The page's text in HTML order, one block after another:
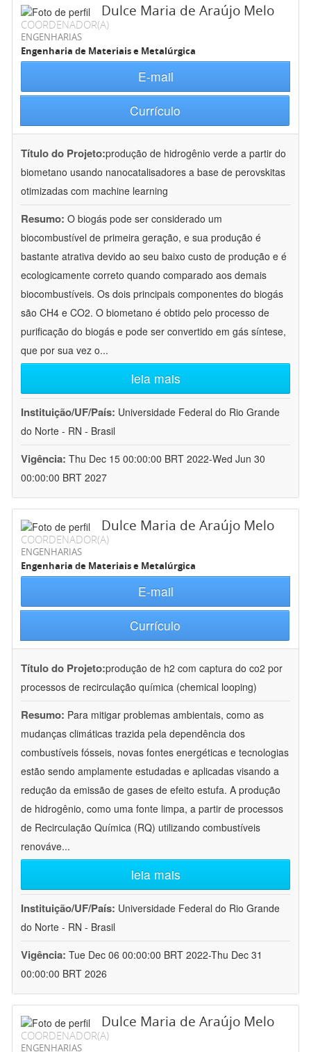
Dulce Maria de Araújo Melo
COORDENADOR(A)
ENGENHARIAS
Engenharia de Materiais e Metalúrgica
E-mail
Currículo
Título do Projeto:produção de hidrogênio verde a partir do
biometano usando nanocatalisadores a base de perovskitas
otimizadas com machine learning
Resumo: O biogás pode ser considerado um
biocombustível de primeira geração, e sua produção é
bastante atrativa devido ao seu baixo custo de produção e é
ecologicamente correto quando comparado aos demais
biocombustíveis. Os dois principais componentes do biogás
são CH4 e CO2. O biometano é obtido pelo processo de
purificação do biogás e pode ser convertido em gás síntese,
que por sua vez o...
leia mais
Instituição/UF/País: Universidade Federal do Rio Grande
do Norte - RN - Brasil
Vigência: Thu Dec 15 00:00:00 BRT 2022-Wed Jun 30
00:00:00 BRT 2027
Dulce Maria de Araújo Melo
COORDENADOR(A)
ENGENHARIAS
Engenharia de Materiais e Metalúrgica
E-mail
Currículo
Título do Projeto:produção de h2 com captura do co2 por
processos de recirculação química (chemical looping)
Resumo: Para mitigar problemas ambientais, como as
mudanças climáticas trazida pela dependência dos
combustíveis fósseis, novas fontes energéticas e tecnologias
estão sendo amplamente estudadas e aplicadas visando a
redução da emissão de gases de efeito estufa. A produção
de hidrogênio, como uma fonte limpa, a partir de processos
de Recirculação Química (RQ) utilizando combustíveis
renováve...
leia mais
Instituição/UF/País: Universidade Federal do Rio Grande
do Norte - RN - Brasil
Vigência: Tue Dec 06 00:00:00 BRT 2022-Thu Dec 31
00:00:00 BRT 2026
Dulce Maria de Araújo Melo
COORDENADOR(A)
ENGENHARIAS